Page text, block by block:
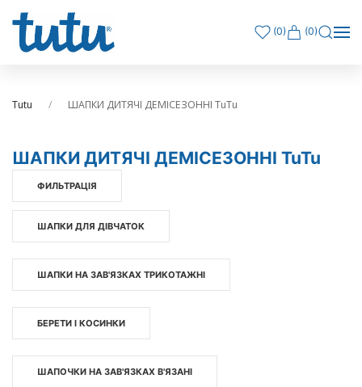
(0) (0)
Tutu ШАПКИ ДИТЯЧІ ДЕМІСЕЗОННІ TuTu
ШАПКИ ДИТЯЧІ ДЕМІСЕЗОННІ TuTu
ФИЛЬТРАЦІЯ
ШАПКИ ДЛЯ ДІВЧАТОК
ШАПКИ НА ЗАВ'ЯЗКАХ ТРИКОТАЖНІ
БЕРЕТИ І КОСИНКИ
ШАПОЧКИ НА ЗАВ'ЯЗКАХ В'ЯЗАНІ